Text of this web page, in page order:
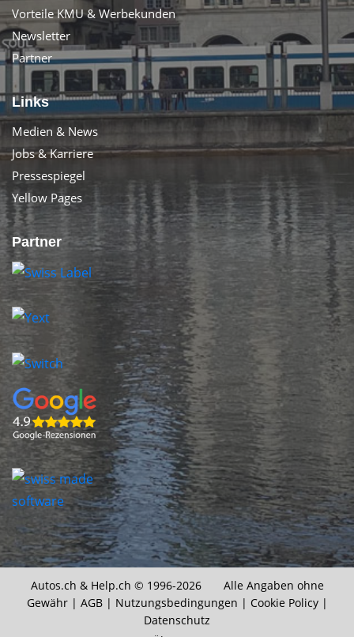
Vorteile KMU & Werbekunden
Newsletter
Partner
Links
Medien & News
Jobs & Karriere
Pressespiegel
Yellow Pages
Partner
Autos.ch & Help.ch © 1996-2026 Alle Angaben ohne
Gewähr | AGB| Nutzungsbedingungen | Cookie Policy|
Datenschutz